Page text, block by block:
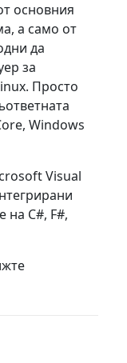
основния
а само от
да
за
Просто
Windows
Visual
на C#, F#,